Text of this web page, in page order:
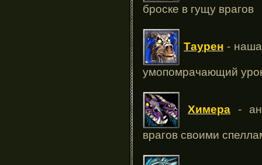
броске в гущу врагов
Таурен - наша
умопомрачающий
Химера -
врагов своими